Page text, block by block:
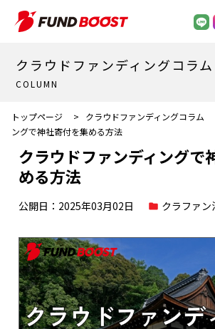
クラウドファンディングコラム
COLUMN
トップページ > クラウドファンディングコラム
ングで神社寄付を集める方法
クラウドファンディングで
める方法
公開日：2025年03月02日 クラファン